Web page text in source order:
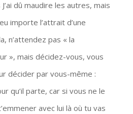
dû maudire les autres, mais
importe l’attrait d’une
n’attendez pas « la
», mais décidez-vous, vous
décider par vous-même :
qu’il parte, car si vous ne le
avec lui là où tu vas